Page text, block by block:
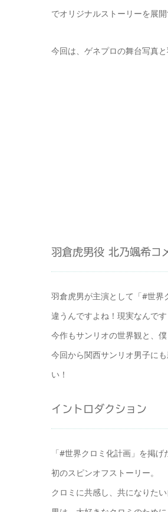
でオリジナルストーリーを展
今回は、ゲネプロの舞台写真
羽倉虎男役 北乃颯希コ
羽倉虎男が主演として「#世界
違うんですよね！現実なんです
今作もサンリオの世界観と、
今回から関西サンリオ男子に
い！
イントロダクション
「#世界クロミ化計画」を掲
初のスピンオフストーリー。
クロミに共感し、共になりた